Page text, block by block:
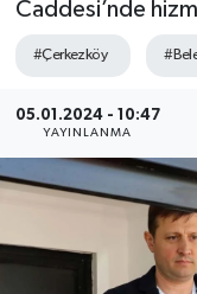
Caddesi’nde
#Çerkezköy
05.01.2024 - 10:47
YAYINLANMA
Teknoloji